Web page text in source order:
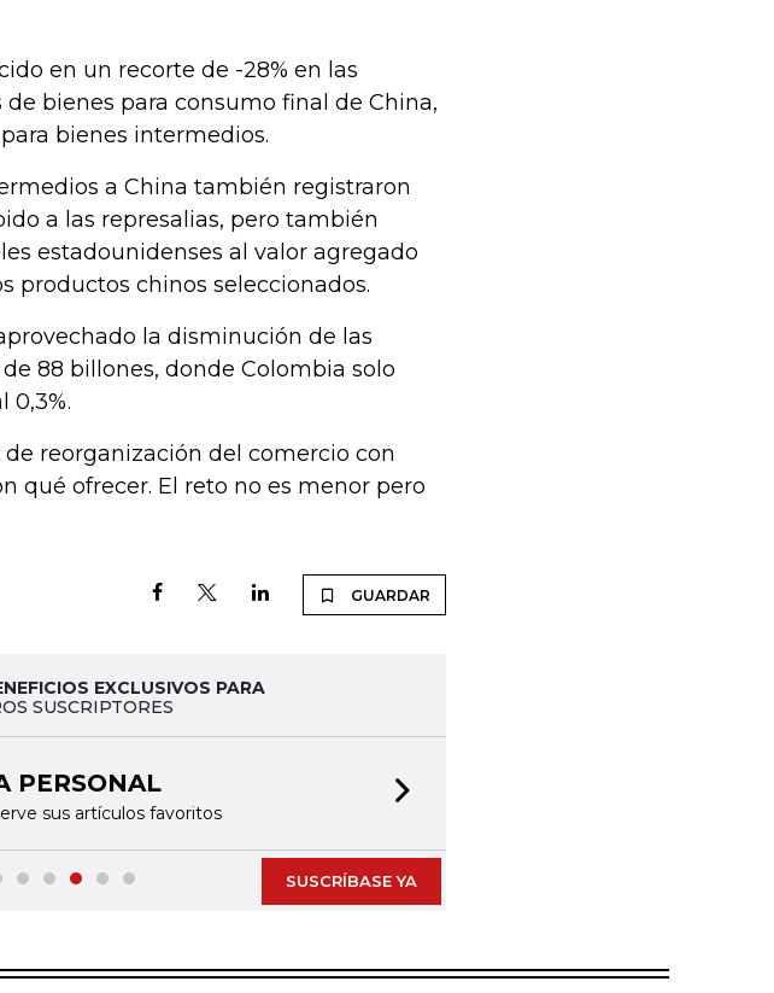
en un recorte de -28% en las
bienes para consumo final de China,
bienes intermedios.
a China también registraron
a las represalias, pero también
estadounidenses al valor agregado
productos chinos seleccionados.
la disminución de las
88 billones, donde Colombia solo
0,3%.
reorganización del comercio con
qué ofrecer. El reto no es menor pero
GUARDAR
EXCLUSIVOS PARA
SUSCRIPTORES
PERSONAL
sus artículos favoritos
SUSCRÍBASE YA